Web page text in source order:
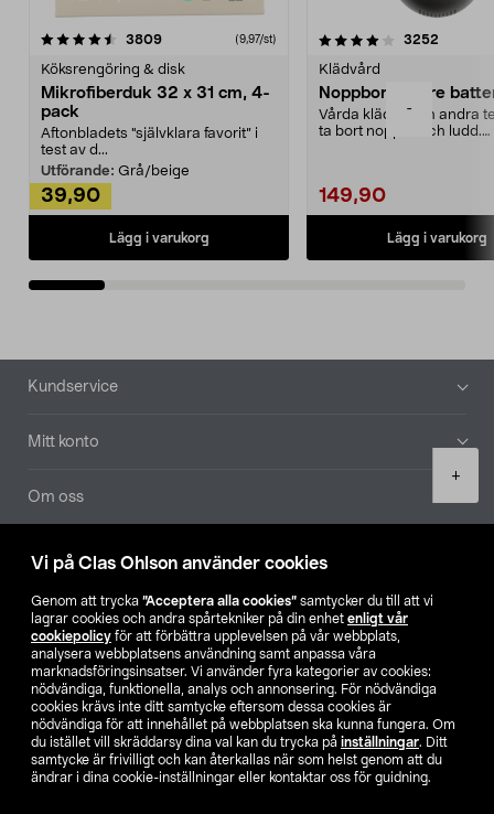
Vi på Clas Ohlson använder cookies
Genom att trycka ”Acceptera alla cookies” samtycker du till att vi
lagrar cookies och andra spårtekniker på din enhet enligt vår
cookiepolicy för att förbättra upplevelsen på vår webbplats,
analysera webbplatsens användning samt anpassa våra
marknadsföringsinsatser. Vi använder fyra kategorier av cookies:
nödvändiga, funktionella, analys och annonsering. För nödvändiga
cookies krävs inte ditt samtycke eftersom dessa cookies är
nödvändiga för att innehållet på webbplatsen ska kunna fungera. Om
du istället vill skräddarsy dina val kan du trycka på inställningar. Ditt
samtycke är frivilligt och kan återkallas när som helst genom att du
ändrar i dina cookie-inställningar eller kontaktar oss för guidning.
-
+
3809recensioner (9,97/st)
Köksrengöring & disk
Mikrofiberduk 32 x 31 cm, 4-
pack
Aftonbladets "självklara favorit” i
test av d...
Utförande: Grå/beige
39,90
Lägg i varukorg
4.0av 5 stjärnor 3252
Klädvård
Noppborttagare
Vårda kläder och andra
ta bort noppor och ludd.
149,90
Lägg i varukorg
4.5av 5 stjärnor
Sidfot
Kundservice
Mitt konto
Om oss
Aktuellt
Våra bolag
Hitta butik
SE NO FI